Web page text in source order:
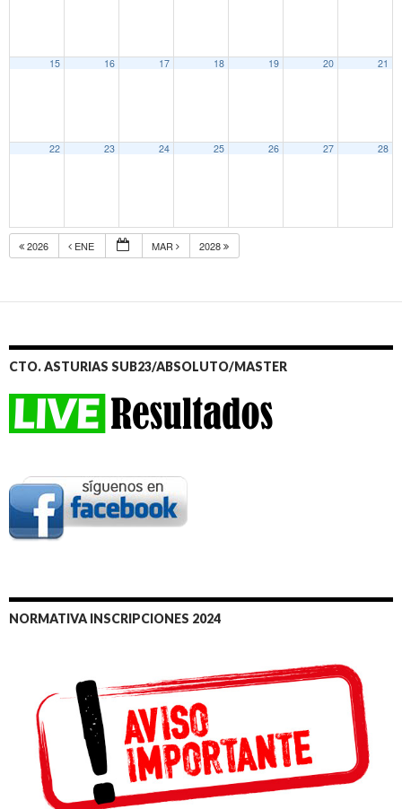
15 16 17 18 19 20 21
22 23 24 25 26 27 28
2026 ENE MAR 2028
CTO. ASTURIAS SUB23/ABSOLUTO/MASTER
NORMATIVA INSCRIPCIONES 2024